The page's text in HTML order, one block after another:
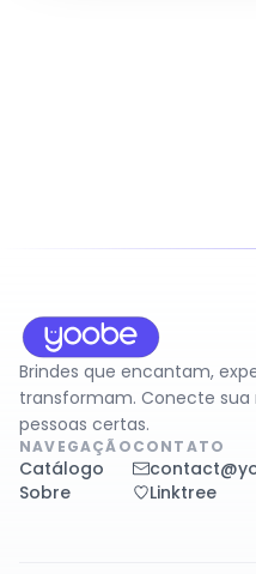
Brindes que encantam,
transformam. Conecte sua
pessoas certas.
NAVEGAÇÃO
Catálogo
Sobre
CONTATO
Linktree